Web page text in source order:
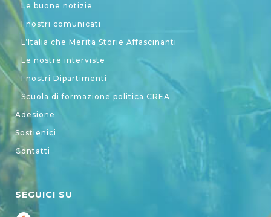
Le buone notizie
I nostri comunicati
L’Italia che Merita Storie Affascinanti
Le nostre interviste
I nostri Dipartimenti
Scuola di formazione politica CREA
Adesione
Sostienici
Contatti
SEGUICI SU